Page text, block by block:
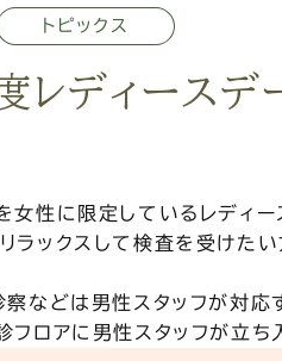
トピックス
レディースデ
女性に限定しているレディー
ラックスして検査を受けた
察などは男性スタッフが対応
フロアに男性スタッフが立